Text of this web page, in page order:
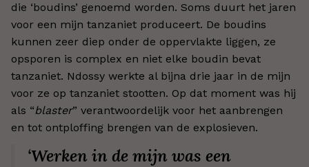
die ‘boudins’ genoemd worden. Soms duurt het jaren
voor een mijn tanzaniet produceert. De boudins
kunnen zeer diep onder de oppervlakte liggen, ze
opsporen is complex en niet elke boudin bevat
tanzaniet. Ndossy werkte al bijna drie jaar in de mijn
voor ze op tanzaniet stootten. Op dat moment was hij
als “blaster” verantwoordelijk voor het aanbrengen
en tot ontploffing brengen van de explosieven.
‘Werken in de mijn was een